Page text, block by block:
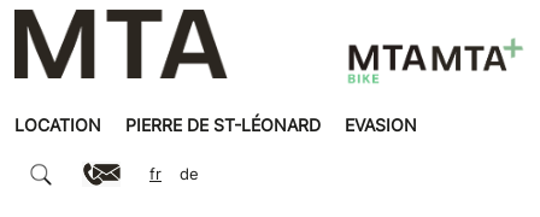
LOCATION PIERRE DE ST-LÉONARD EVASION
fr de